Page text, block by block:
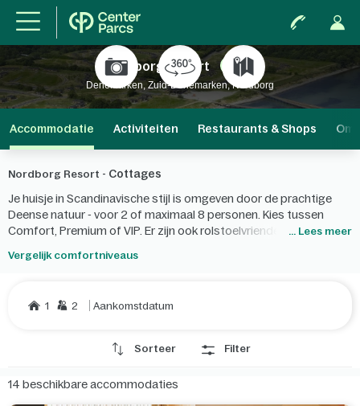
Nordborg Resort Nieuw
Denemarken, Zuid-Denemarken, Nordborg
Accommodatie Activiteiten Restaurants & Shops
Nordborg Resort - Cottages
Je huisje in Scandinavische stijl is omgeven door de prachtige
Deense natuur - voor 2 of maximaal 8 personen. Kies tussen
Comfort, Premium of VIP. Er zijn ook rolstoelvriendelijke cottages
... Lees meer
Vergelijk comfortniveaus
1 2 Aankomstdatum
Sorteer Filter
14 beschikbare accommodaties